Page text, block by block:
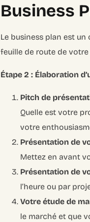
Business
Le business plan est
feuille de route de
Étape 2 : Élaboration
Pitch de
Quelle est votre
votre
Présentation de
Mettez en avant
Présentation de
l’heure ou par
Votre étude de
le marché et que